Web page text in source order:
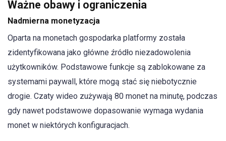
Ważne obawy i ograniczenia
Nadmierna monetyzacja
Oparta na monetach gospodarka platformy została
zidentyfikowana jako główne źródło niezadowolenia
użytkowników. Podstawowe funkcje są zablokowane za
systemami paywall, które mogą stać się niebotycznie
drogie. Czaty wideo zużywają 80 monet na minutę, podczas
gdy nawet podstawowe dopasowanie wymaga wydania
monet w niektórych konfiguracjach.